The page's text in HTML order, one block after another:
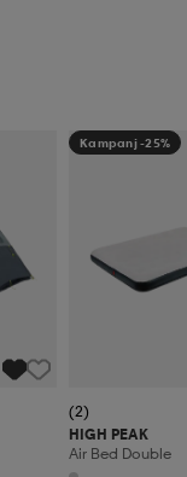
Kampanj -25%
(2)
HIGH PEAK
Air Bed Double